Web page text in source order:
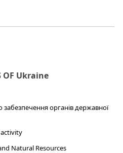
OF Ukraine
органів державної
Natural Resources